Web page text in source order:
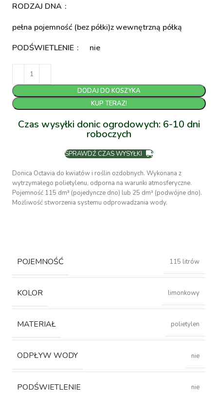
RODZAJ DNA
pełna pojemność (bez półki)z wewnętrzną półką
PODŚWIETLENIE
nie
DODAJ DO KOSZYKA
KUP TERAZ!
Czas wysyłki donic ogrodowych: 6-10 dni
roboczych
SPRAWDŹ CZAS WYSYŁKI
Donica Octavia do kwiatów i roślin ozdobnych. Wykonana z
wytrzymałego polietylenu, odporna na warunki atmosferyczne.
Pojemność 115 dm³ (pojedyncze dno) lub 25 dm³ (podwójne dno).
Możliwość stworzenia systemu odprowadzania wody.
POJEMNOŚĆ 115 litrów
KOLOR limonkowy
MATERIAŁ polietylen
ODPŁYW WODY nie
PODŚWIETLENIE nie